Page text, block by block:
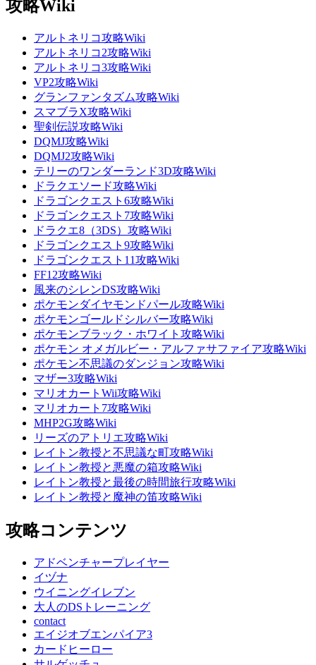
攻略Wiki
アルトネリコ攻略Wiki
アルトネリコ2攻略Wiki
アルトネリコ3攻略Wiki
VP2攻略Wiki
グランファンタズム攻略Wiki
スマブラX攻略Wiki
聖剣伝説攻略Wiki
DQMJ攻略Wiki
DQMJ2攻略Wiki
テリーのワンダーランド3D攻略Wiki
ドラクエソード攻略Wiki
ドラゴンクエスト6攻略Wiki
ドラゴンクエスト7攻略Wiki
ドラクエ8（3DS）攻略Wiki
ドラゴンクエスト9攻略Wiki
ドラゴンクエスト11攻略Wiki
FF12攻略Wiki
風来のシレンDS攻略Wiki
ポケモンダイヤモンドパール攻略Wiki
ポケモンゴールドシルバー攻略Wiki
ポケモンブラック・ホワイト攻略Wiki
ポケモン オメガルビー・アルファサファイア攻略Wiki
ポケモン不思議のダンジョン攻略Wiki
マザー3攻略Wiki
マリオカートWii攻略Wiki
マリオカート7攻略Wiki
MHP2G攻略Wiki
リーズのアトリエ攻略Wiki
レイトン教授と不思議な町攻略Wiki
レイトン教授と悪魔の箱攻略Wiki
レイトン教授と最後の時間旅行攻略Wiki
レイトン教授と魔神の笛攻略Wiki
攻略コンテンツ
アドベンチャープレイヤー
イヅナ
ウイニングイレブン
大人のDSトレーニング
contact
エイジオブエンパイア3
カードヒーロー